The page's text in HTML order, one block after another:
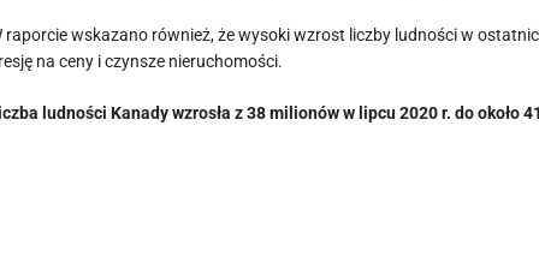
raporcie wskazano również, że wysoki wzrost liczby ludności w
na ceny i czynsze nieruchomości.
ludności Kanady wzrosła z 38 milionów w lipcu 2020 r. do około